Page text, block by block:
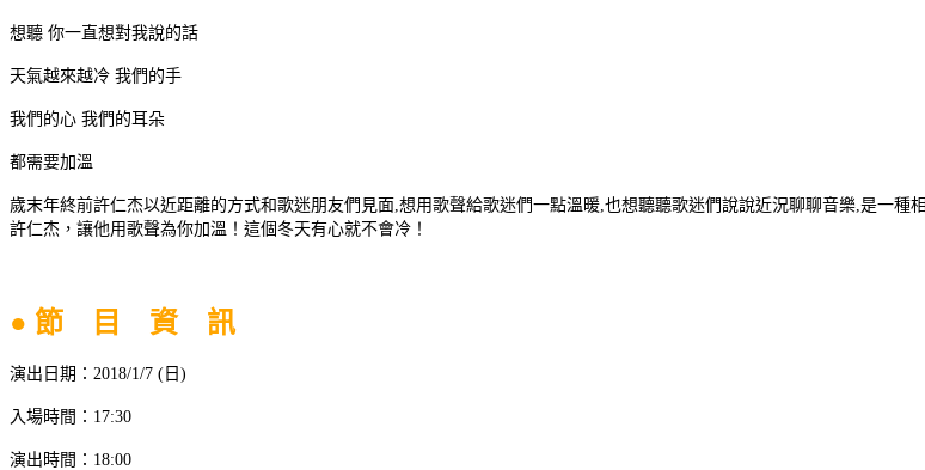
想聽 你一直想對我說的話
天氣越來越冷 我們的手
我們的心 我們的耳朵
都需要加溫
歲末年終前許仁杰以近距離的方式和歌迷朋友們見面,想用歌聲給歌迷們一點溫暖,也想聽聽歌迷們說說近況聊聊音樂,是一
許仁杰，讓他用歌聲為你加溫！這個冬天有心就不會冷！
● 節 目 資 訊
演出日期：2018/1/7 (日)
入場時間：17:30
演出時間：18:00